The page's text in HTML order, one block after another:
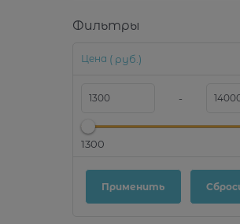
Фильтры
Цена ( руб.)
-
1300